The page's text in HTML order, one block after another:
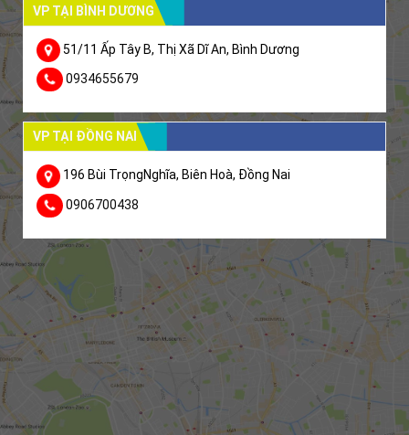
VP TẠI BÌNH DƯƠNG
51/11 Ấp Tây B, Thị Xã Dĩ An, Bình Dương
0934655679
VP TẠI ĐỒNG NAI
196 Bùi TrọngNghĩa, Biên Hoà, Đồng Nai
0906700438